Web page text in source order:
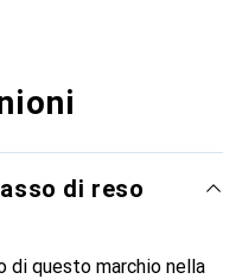
di reso
di questo marchio nella